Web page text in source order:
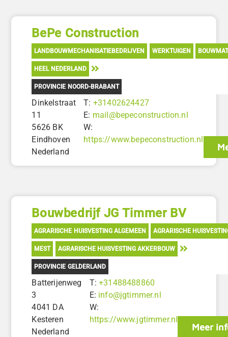
BePe Construction
LANDBOUWMECHANISATIEBEDRIJVEN WERKTUIGEN
HEEL NEDERLAND
PROVINCIE NOORD-BRABANT
Dinkelstraat
11
5626 BK
Eindhoven
Nederland
T: +31402624427
E: mail@bepeconstruction.nl
W:
https://www.bepeconstruction.nl
Bouwbedrijf JG Timmer BV
AGRARISCHE HUISVESTING ALGEMEEN AGRARISCHE
MEST AGRARISCHE HUISVESTING AKKERBOUW
PROVINCIE GELDERLAND
Batterijenweg
3
4041 DA
Kesteren
Nederland
T:+31488488860
E: info@jgtimmer.nl
W:
https://www.jgtimmer.nl
Meer